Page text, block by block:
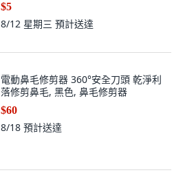
$5
8/12 星期三 預計送達
電動鼻毛修剪器 360°安全刀頭 乾淨利
落修剪鼻毛, 黑色, 鼻毛修剪器
$60
8/18 預計送達